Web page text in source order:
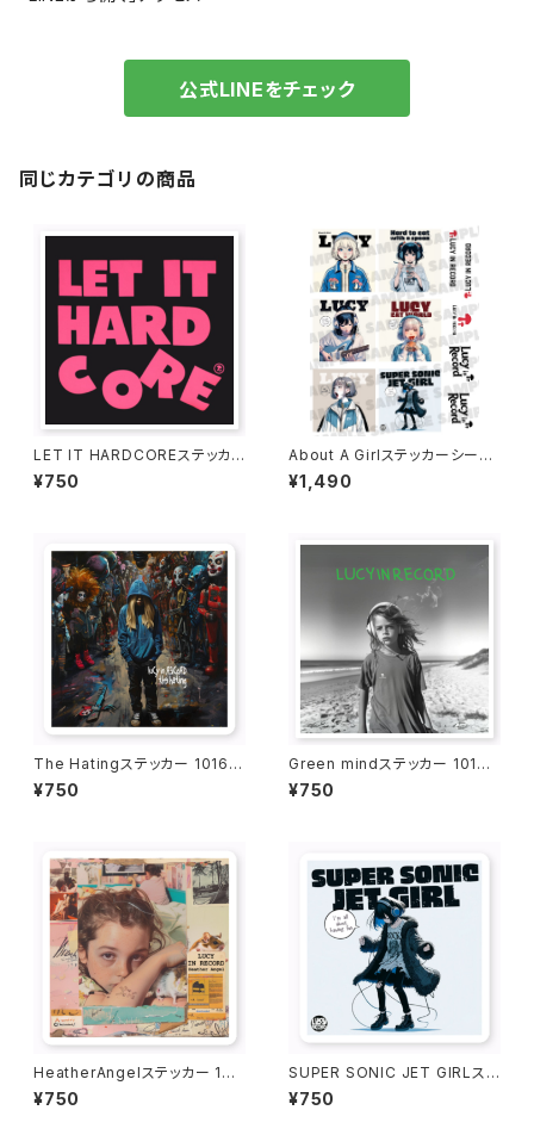
公式LINEをチェック
同じカテゴリの商品
LET IT HARDCOREステッカ
ー 1016-231109049
¥750
About A Girlステッカーシート
1019-241126001
¥1,490
The Hatingステッカー 1016-
231109045
¥750
Green mindステッカー 1016-
231109048
¥750
HeatherAngelステッカー 101
6-231109042
¥750
SUPER SONIC JET GIRLステ
¥750